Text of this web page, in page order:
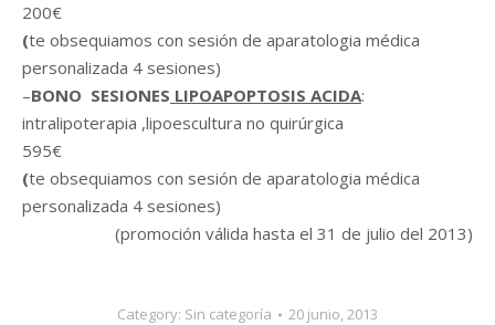
200€
(te obsequiamos con sesión de aparatologia médica
personalizada 4 sesiones)
–BONO SESIONES LIPOAPOPTOSIS ACIDA:
intralipoterapia ,lipoescultura no quirúrgica
595€
(te obsequiamos con sesión de aparatologia médica
personalizada 4 sesiones)
(promoción válida hasta el 31 de julio del 2013)
Category: Sin categoría 20 junio, 2013